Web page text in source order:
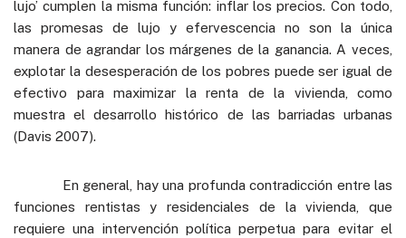
lujo’ cumplen la misma función: inflar los precios. Con todo,
las promesas de lujo y efervescencia no son la única
manera de agrandar los márgenes de la ganancia. A veces,
explotar la desesperación de los pobres puede ser igual de
efectivo para maximizar la renta de la vivienda, como
muestra el desarrollo histórico de las barriadas urbanas
(Davis 2007).
En general, hay una profunda contradicción entre las
funciones rentistas y residenciales de la vivienda, que
requiere una intervención política perpetua para evitar el